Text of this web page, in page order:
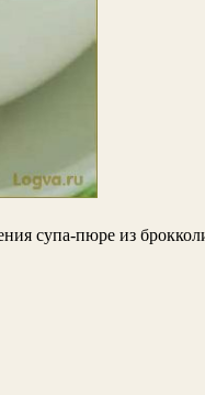
супа-пюре из